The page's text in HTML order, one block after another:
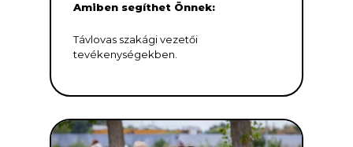
Amiben segíthet Önnek:
Távlovas szakági vezetői
tevékenységekben.